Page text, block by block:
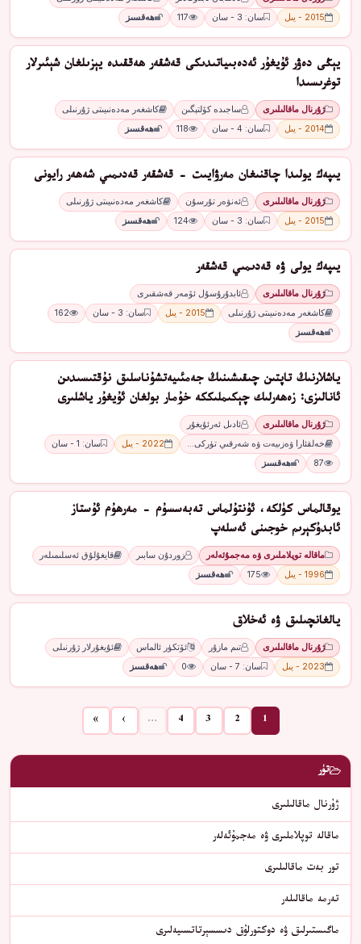
2015 - يىل
سان: 3 - سان 117 ھەقسىز
يېڭى دەۋر ئۇيغۇر ئەدەبىياتىدىكى قەشقەر ھەققىدە يېزىلغان شېئىرلار
توغرىسىدا
ژۇرنال ماقالىلىرى ساجىدە كۆلتېگىن
كاشغەر مەدەنىيىتى ژۇرنىلى
2014 - يىل
سان: 4 - سان 118 ھەقسىز
يىپەك يولىدا چاقنىغان مەرۋايىت - قەشقەر قەدىمىي شەھەر رايونى
ژۇرنال ماقالىلىرى ئەنۋەر تۇرسۇن
كاشغەر مەدەنىيىتى ژۇرنىلى
2015 - يىل
سان: 3 - سان 124 ھەقسىز
يىپەك يولى ۋە قەدىمىي قەشقەر
ژۇرنال ماقالىلىرى
ئابدۇرۇسۇل ئۆمەر قەشقىرى
كاشغەر مەدەنىيىتى ژۇرنىلى
2015 - يىل سان: 3 - سان
162
ھەقسىز
ياشلارنىڭ تاپتىن چىقىشىنىڭ جەمئىيەتشۇناسلىق نۇقتىسىدىن
ئانالىزى: زەھەرلىك چېكىملىككە خۇمار بولغان ئۇيغۇر ياشلىرى
ژۇرنال ماقالىلىرى
ئادىل ئەرئۇيغۇر
خەلقئارا ۋەزىيەت ۋە شەرقىي تۈركى…
2022 - يىل
سان: 1 - سان
87
ھەقسىز
يوقالماس كۈلكە، ئۇنتۇلماس تەبەسسۇم - مەرھۇم ئۇستاز
ئابدۇكېرىم خوجىنى ئەسلەپ
ماقالە توپلاملىرى ۋە مەجمۇئەلەر زوردۇن سابىر
قايغۇلۇق ئەسلىمىلەر
1996 - يىل
175 ھەقسىز
ﻳﺎﻟﻐﺎﻧﭽﯩﻠﯩﻖ ۋە ﺋﻪﺧﻼﻕ
ژۇرنال ماقالىلىرى ﺗﯩﻢ ﻣﺎﺯﯗﺭ ئۆتكۈر ئالماس
ئۇيغۇرلار ژۇرنىلى
2023 - يىل
سان: 7 - سان 0 ھەقسىز
1
2
3
4
…
›
»
تۈر
ژۇرنال ماقالىلىرى
ماقالە توپلاملىرى ۋە مەجمۇئەلەر
تور بەت ماقالىلىرى
تەرمە ماقالىلەر
ماگىستىرلىق ۋە دوكتورلۇق دىسسېرتاتسىيەلىرى